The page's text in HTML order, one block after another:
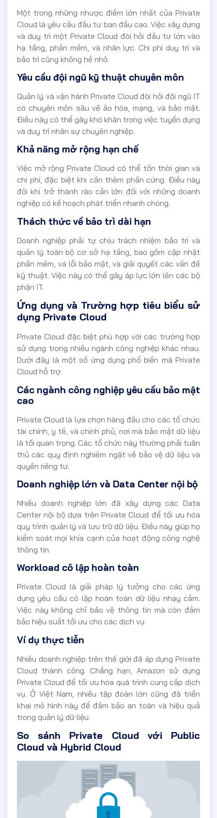
Một trong những nhược điểm lớn nhất của Private
Cloud là yêu cầu đầu tư ban đầu cao. Việc xây dựng
và duy trì một Private Cloud đòi hỏi đầu tư lớn vào
hạ tầng, phần mềm, và nhân lực. Chi phí duy trì và
bảo trì cũng không hề nhỏ.
Yêu cầu đội ngũ kỹ thuật chuyên môn
Quản lý và vận hành Private Cloud đòi hỏi đội ngũ IT
có chuyên môn sâu về ảo hóa, mạng, và bảo mật.
Điều này có thể gây khó khăn trong việc tuyển dụng
và duy trì nhân sự chuyên nghiệp.
Khả năng mở rộng hạn chế
Việc mở rộng Private Cloud có thể tốn thời gian và
chi phí, đặc biệt khi cần thêm phần cứng. Điều này
đôi khi trở thành rào cản lớn đối với những doanh
nghiệp có kế hoạch phát triển nhanh chóng.
Thách thức về bảo trì dài hạn
Doanh nghiệp phải tự chịu trách nhiệm bảo trì và
quản lý toàn bộ cơ sở hạ tầng, bao gồm cập nhật
phần mềm, vá lỗi bảo mật, và giải quyết các vấn đề
kỹ thuật. Việc này có thể gây áp lực lớn lên các bộ
phận IT.
Ứng dụng và Trường hợp tiêu biểu sử
dụng Private Cloud
Private Cloud đặc biệt phù hợp với các trường hợp
sử dụng trong nhiều ngành công nghiệp khác nhau.
Dưới đây là một số ứng dụng phổ biến mà Private
Cloud hỗ trợ.
Các ngành công nghiệp yêu cầu bảo mật
cao
Private Cloud là lựa chọn hàng đầu cho các tổ chức
tài chính, y tế, và chính phủ, nơi mà bảo mật dữ liệu
là tối quan trọng. Các tổ chức này thường phải tuân
thủ các quy định nghiêm ngặt về bảo vệ dữ liệu và
quyền riêng tư.
Doanh nghiệp lớn và Data Center nội bộ
Nhiều doanh nghiệp lớn đã xây dựng các Data
Center nội bộ dựa trên Private Cloud để tối ưu hóa
quy trình quản lý và lưu trữ dữ liệu. Điều này giúp họ
kiểm soát mọi khía cạnh của hoạt động công nghệ
thông tin.
Workload cô lập hoàn toàn
Private Cloud là giải pháp lý tưởng cho các ứng
dụng yêu cầu cô lập hoàn toàn dữ liệu nhạy cảm.
Việc này không chỉ bảo vệ thông tin mà còn đảm
bảo hiệu suất tối ưu cho các dịch vụ.
Ví dụ thực tiễn
Nhiều doanh nghiệp trên thế giới đã áp dụng Private
Cloud thành công. Chẳng hạn, Amazon sử dụng
Private Cloud để tối ưu hóa quá trình cung cấp dịch
vụ. Ở Việt Nam, nhiều tập đoàn lớn cũng đã triển
khai mô hình này để đảm bảo an toàn và hiệu quả
trong quản lý dữ liệu.
So sánh Private Cloud với Public
Cloud và Hybrid Cloud